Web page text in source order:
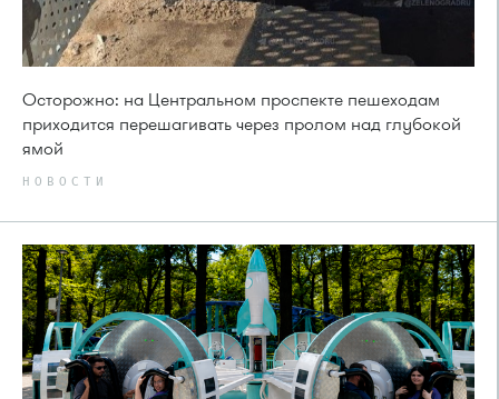
Осторожно: на Центральном проспекте пешеходам
приходится перешагивать через пролом над глубокой
ямой
НОВОСТИ